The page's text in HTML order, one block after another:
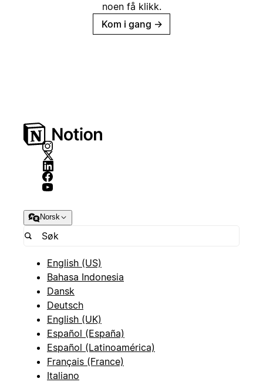
noen få klikk.
Kom i gang →
Norsk
English (US)
Bahasa Indonesia
Dansk
Deutsch
English (UK)
Español (España)
Español (Latinoamérica)
Français (France)
Italiano